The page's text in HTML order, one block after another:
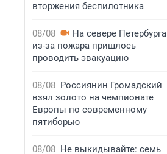
вторжения беспилотника
08/08
На севере Петербурга
из-за пожара пришлось
проводить эвакуацию
08/08 Россиянин Громадский
взял золото на чемпионате
Европы по современному
пятиборью
08/08 Не выкидывайте: семь